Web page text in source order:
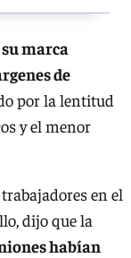
marca
de
por la lentitud
y el menor
en el
dijo que la
habían